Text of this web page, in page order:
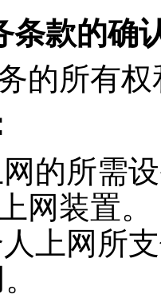
条款的确
的所有
的所需
网装置。
上网所